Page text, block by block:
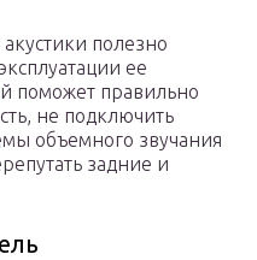
полезно
ее
поможет правильно
не подключить
объемного звучания
задние и